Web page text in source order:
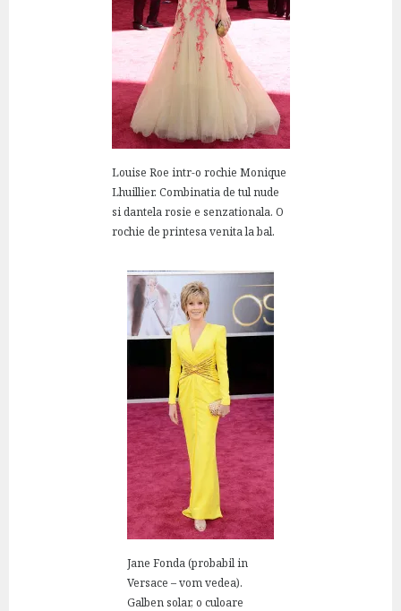
Louise Roe intr-o rochie Monique
Lhuillier. Combinatia de tul nude
si dantela rosie e senzationala. O
rochie de printesa venita la bal.
Jane Fonda (probabil in
Versace – vom vedea).
Galben solar, o culoare